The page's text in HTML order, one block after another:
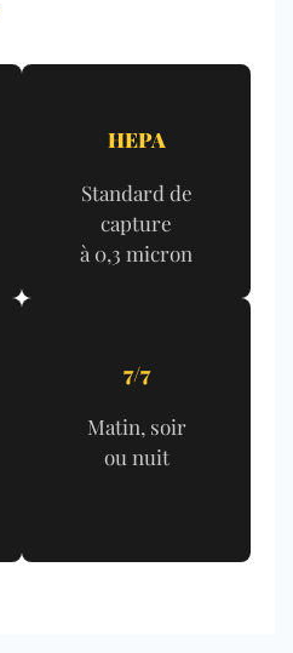
HEPA
Standard de
capture
à 0,3 micron
7/7
Matin, soir
ou nuit